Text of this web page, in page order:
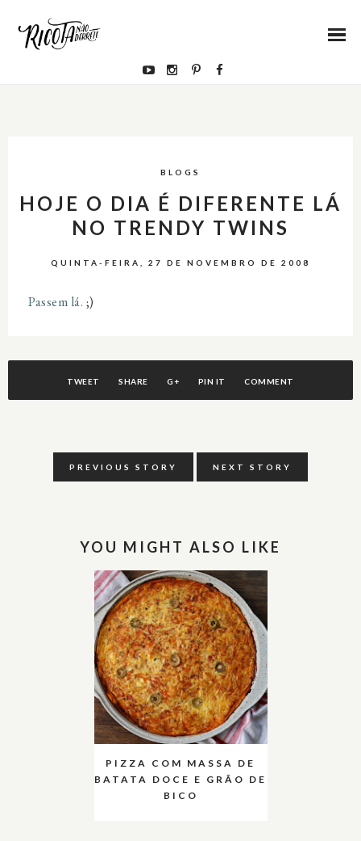
BLOGS
HOJE O DIA É DIFERENTE LÁ
NO TRENDY TWINS
QUINTA-FEIRA, 27 DE NOVEMBRO DE 2008
Passem lá. ;)
TWEET SHARE G+ PIN IT COMMENT
PREVIOUS STORY NEXT STORY
YOU MIGHT ALSO LIKE
PIZZA COM MASSA DE
BATATA DOCE E GRÃO DE
BICO